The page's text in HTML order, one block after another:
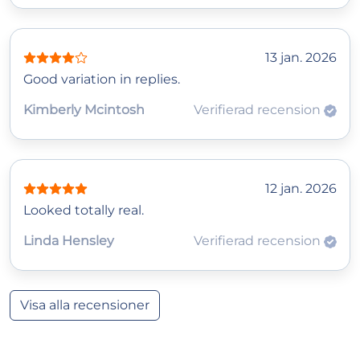
13 jan. 2026
Good variation in replies.
Kimberly Mcintosh
Verifierad recension
12 jan. 2026
Looked totally real.
Linda Hensley
Verifierad recension
Visa alla recensioner